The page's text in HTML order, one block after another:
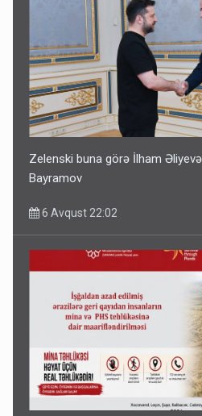
Zelenski buna görə İlham
Bayramov
6 Avqust 22:02